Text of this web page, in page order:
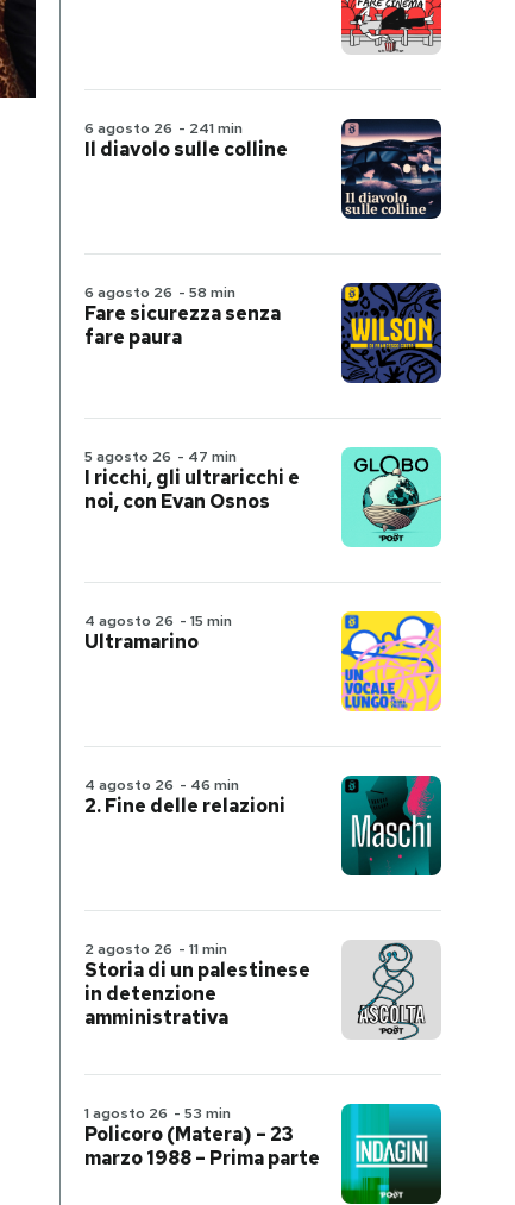
6 agosto 26 - 241 min
Il diavolo sulle colline
6 agosto 26 - 58 min
Fare sicurezza senza
fare paura
5 agosto 26 - 47 min
I ricchi, gli ultraricchi e
noi, con Evan Osnos
4 agosto 26 - 15 min
Ultramarino
4 agosto 26 - 46 min
2. Fine delle relazioni
2 agosto 26 - 11 min
Storia di un palestinese
in detenzione
amministrativa
1 agosto 26 - 53 min
Policoro (Matera) – 23
marzo 1988 – Prima parte